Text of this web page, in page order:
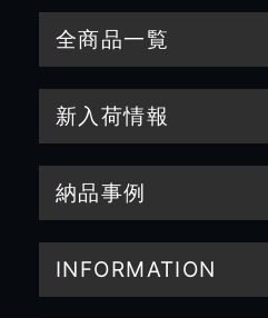
全商品一覧
新入荷情報
納品事例
INFORMATION